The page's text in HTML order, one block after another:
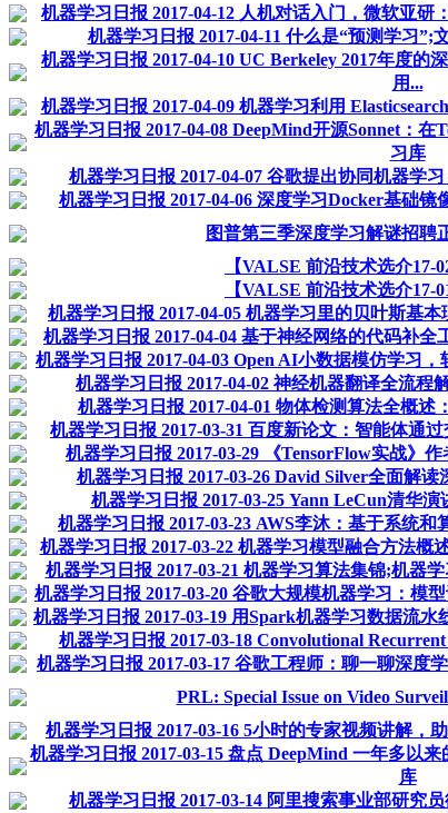
机器学习日报 2017-04-12 人机对话入门，微软亚研
机器学习日报 2017-04-11 什么是“预测学习
机器学习日报 2017-04-10 UC Berkeley 2017年度
用...
机器学习日报 2017-04-09 机器学习利用
机器学习日报 2017-04-08 DeepMind开源Sonnet：
习库
机器学习日报 2017-04-07 谷歌提出协同机器学
机器学习日报 2017-04-06 深度学习Docker基础
图普第三季深度学习解谜招聘
【VALSE 前沿技术选介17-
【VALSE 前沿技术选介17-
机器学习日报 2017-04-05 机器学习里的贝叶斯基
机器学习日报 2017-04-04 基于神经网络的代码补
机器学习日报 2017-04-03 Open AI小数据模仿学习
机器学习日报 2017-04-02 神经机器翻译全流程
机器学习日报 2017-04-01 物体检测算法全概
机器学习日报 2017-03-31 百度新论文：智能体通
机器学习日报 2017-03-29 《TensorFlow实战》
机器学习日报 2017-03-26 David Silver全面解
机器学习日报 2017-03-25 Yann LeCun清华
机器学习日报 2017-03-23 AWS李沐：基于系统
机器学习日报 2017-03-22 机器学习模型融合方法
机器学习日报 2017-03-21 机器学习算法集锦;机器
机器学习日报 2017-03-20 谷歌大规模机器学习：模
机器学习日报 2017-03-19 用Spark机器学习数据流
机器学习日报 2017-03-18 Convolutional
机器学习日报 2017-03-17 谷歌工程师：聊一聊深度
PRL: Special Issue on Video
机器学习日报 2017-03-16 5小时的专家视频讲解，
机器学习日报 2017-03-15 盘点 DeepMind 一年多以
库
机器学习日报 2017-03-14 阿里搜索事业部研究